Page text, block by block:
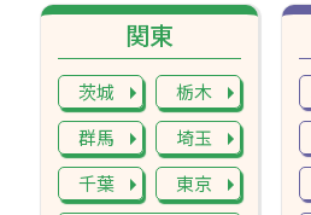
関東
茨城
栃木
群馬
埼玉
千葉
東京